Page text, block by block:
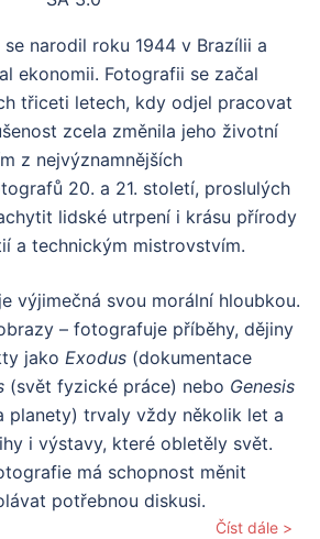
narodil roku 1944 v Brazílii a
ekonomii. Fotografii se začal
třiceti letech, kdy odjel pracovat
zcela změnila jeho životní
z nejvýznamnějších
20. a 21. století, proslulých
lidské utrpení i krásu přírody
a technickým mistrovstvím.
výjimečná svou morální hloubkou.
– fotografuje příběhy, dějiny
jako Exodus (dokumentace
(svět fyzické práce) nebo Genesis
planety) trvaly vždy několik let a
i výstavy, které obletěly svět.
má schopnost měnit
potřebnou diskusi.
Číst dále >